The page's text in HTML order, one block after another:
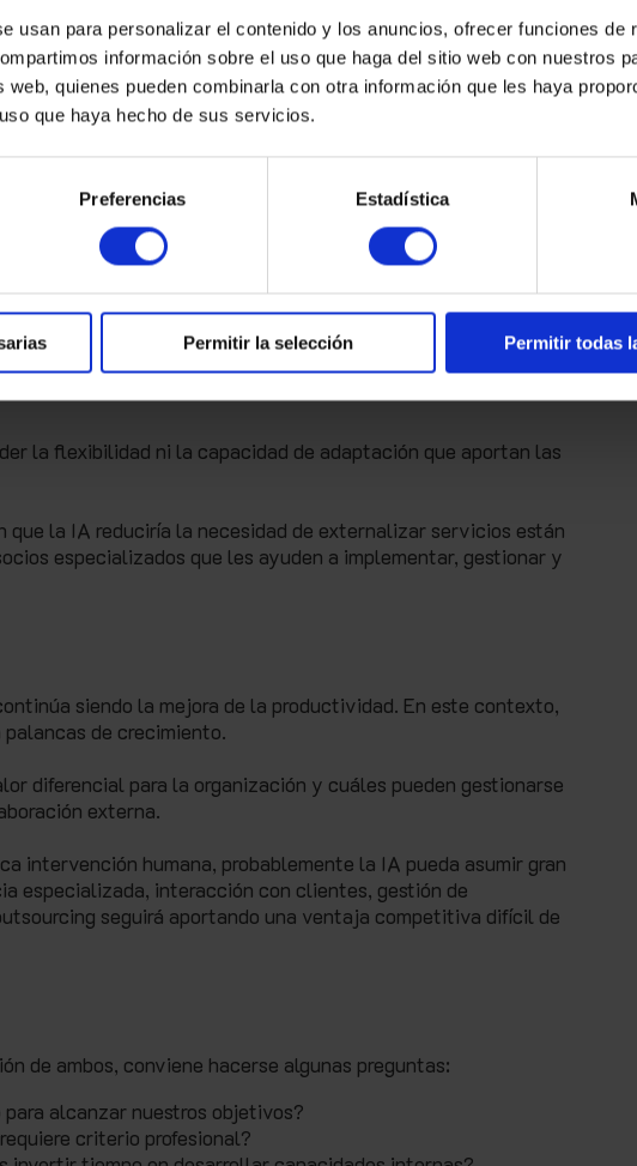
usan para personalizar el contenido y los anuncios, ofrecer funciones de
información sobre el uso que haga del sitio web con nuestros
quienes pueden combinarla con otra información que les haya
que haya hecho de sus servicios.
Preferencias Estadística
Permitir la selección Permitir todas
metodologías, herramientas y conocimientos sectoriales
especialmente valioso en entornos donde la rapidez de
el mercado es la aparición de modelos de "smart
humano trabajan de forma conjunta.
La tecnología asume las tareas repetitivas y de
especializados se centran en la supervisión, la estrategia y la
la flexibilidad ni la capacidad de adaptación que aportan las
que la IA reduciría la necesidad de externalizar servicios están
especializados que les ayuden a implementar, gestionar y
siendo la mejora de la productividad. En este contexto,
de crecimiento.
diferencial para la organización y cuáles pueden gestionarse
externa.
intervención humana, probablemente la IA pueda asumir gran
especializada, interacción con clientes, gestión de
seguirá aportando una ventaja competitiva difícil de
de ambos, conviene hacerse algunas preguntas:
alcanzar nuestros objetivos?
criterio profesional?